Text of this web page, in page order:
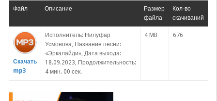
Файл Описание
Размер
файла
Кол-во
скачиваний
Скачать
mp3
Исполнитель: Нилуфар
Усмонова, Название песни:
«Эркалайди», Дата выхода:
18.09.2023, Продолжительность:
4 мин. 00 сек.
4 MB 676